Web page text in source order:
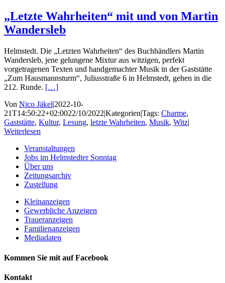
„Letzte Wahrheiten“ mit und von Martin
Wandersleb
Helmstedt. Die „Letzten Wahrheiten“ des Buchhändlers Martin
Wandersleb, jene gelungene Mixtur aus witzigen, perfekt
vorgetragenen Texten und handgemachter Musik in der Gaststätte
„Zum Hausmannsturm“, Juliusstraße 6 in Helmstedt, gehen in die
212. Runde. […]
Von Nico Jäkel|2022-10-
21T14:50:22+02:0022/10/2022|Kategorien|Tags: Charme,
Gaststätte, Kultur, Lesung, letzte Wahrheiten, Musik, Witz|
Weiterlesen
Veranstaltungen
Jobs im Helmstedter Sonntag
Über uns
Zeitungsarchiv
Zustellung
Kleinanzeigen
Gewerbliche Anzeigen
Traueranzeigen
Familienanzeigen
Mediadaten
Kommen Sie mit auf Facebook
Kontakt